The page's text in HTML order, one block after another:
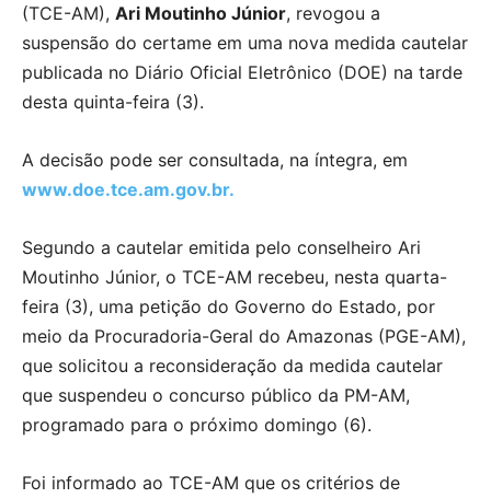
(TCE-AM), Ari Moutinho Júnior, revogou a
suspensão do certame em uma nova medida cautelar
publicada no Diário Oficial Eletrônico (DOE) na tarde
desta quinta-feira (3).
A decisão pode ser consultada, na íntegra, em
www.doe.tce.am.gov.br.
Segundo a cautelar emitida pelo conselheiro Ari
Moutinho Júnior, o TCE-AM recebeu, nesta quarta-
feira (3), uma petição do Governo do Estado, por
meio da Procuradoria-Geral do Amazonas (PGE-AM),
que solicitou a reconsideração da medida cautelar
que suspendeu o concurso público da PM-AM,
programado para o próximo domingo (6).
Foi informado ao TCE-AM que os critérios de